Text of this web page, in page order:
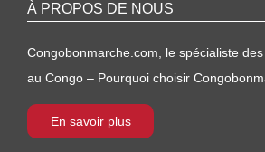
À PROPOS DE NOUS
Congobonmarche.com, le spécialiste
au Congo – Pourquoi choisir
En savoir plus